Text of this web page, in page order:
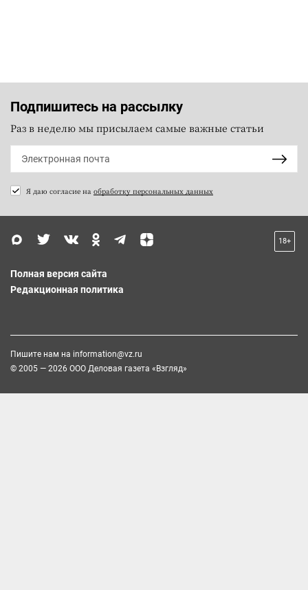
Подпишитесь на рассылку
Раз в неделю мы присылаем самые важные статьи
Я даю согласие на обработку персональных данных
18+
Полная версия сайта
Редакционная политика
Пишите нам на information@vz.ru
© 2005 — 2026 ООО Деловая газета «Взгляд»